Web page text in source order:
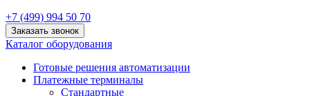
+7 (499) 994 50 70
Заказать звонок
Каталог оборудования
Готовые решения автоматизации
Платежные терминалы
Стандартные